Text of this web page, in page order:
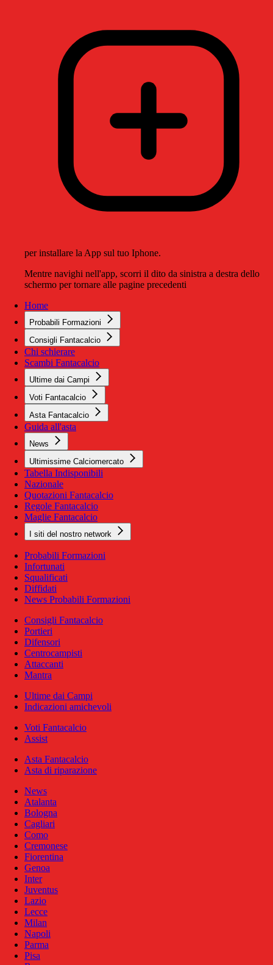
per installare la App sul tuo Iphone.
Mentre navighi nell'app, scorri il dito da sinistra a destra dello
schermo per tornare alle pagine precedenti
Home
Probabili Formazioni
Consigli Fantacalcio
Chi schierare
Scambi Fantacalcio
Ultime dai Campi
Voti Fantacalcio
Asta Fantacalcio
Guida all'asta
News
Ultimissime Calciomercato
Tabella Indisponibili
Nazionale
Quotazioni Fantacalcio
Regole Fantacalcio
Maglie Fantacalcio
I siti del nostro network
Probabili Formazioni
Infortunati
Squalificati
Diffidati
News Probabili Formazioni
Consigli Fantacalcio
Portieri
Difensori
Centrocampisti
Attaccanti
Mantra
Ultime dai Campi
Indicazioni amichevoli
Voti Fantacalcio
Assist
Asta Fantacalcio
Asta di riparazione
News
Atalanta
Bologna
Cagliari
Como
Cremonese
Fiorentina
Genoa
Inter
Juventus
Lazio
Lecce
Milan
Napoli
Parma
Pisa